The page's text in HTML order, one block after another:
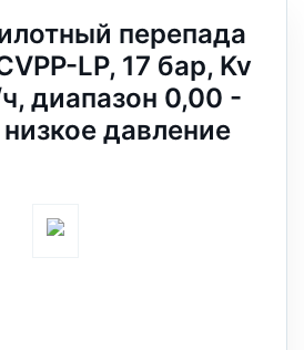
перепада
LP, 17 бар, Kv
диапазон 0,00 -
давление